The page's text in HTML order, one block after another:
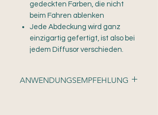
gedeckten Farben, die nicht
beim Fahren ablenken
Jede Abdeckung wird ganz
einzigartig gefertigt, ist also bei
jedem Diffusor verschieden.
ANWENDUNGSEMPFEHLUNG